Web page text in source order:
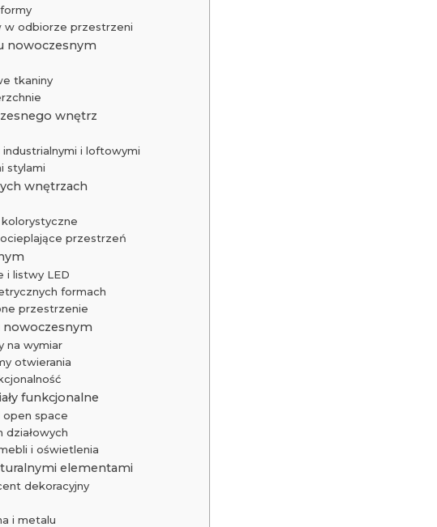
w odbiorze przestrzeni
nowoczesnym
tkaniny
wnętrz
i loftowymi
stylami
wnętrzach
przestrzeń
i listwy LED
formach
przestrzenie
nowoczesnym
na wymiar
otwierania
funkcjonalne
space
działowych
i oświetlenia
elementami
dekoracyjny
i metalu